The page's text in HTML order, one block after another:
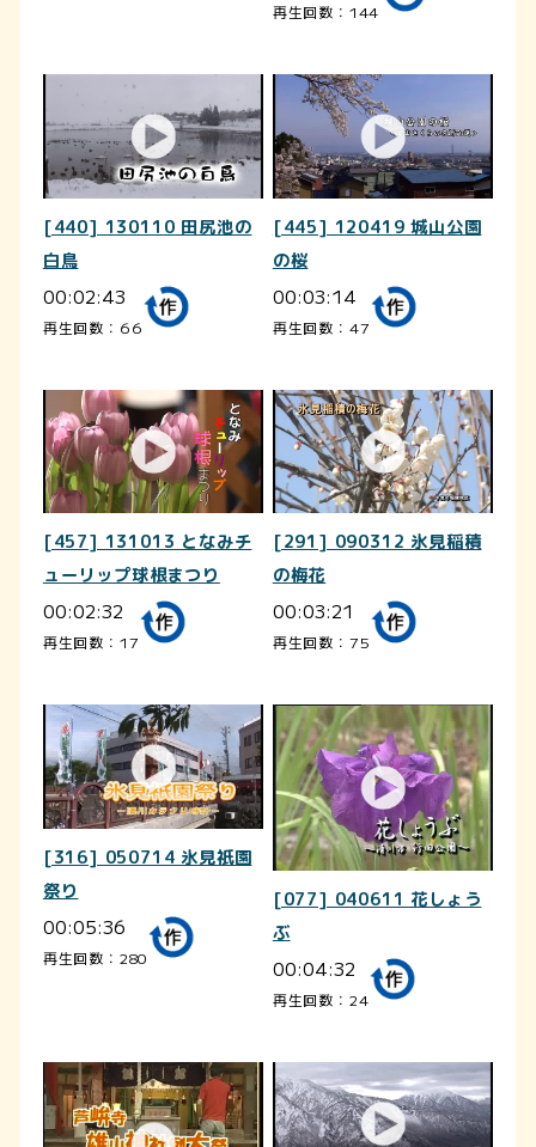
再生回数：144
[440] 130110 田尻池の
白鳥
00:02:43
再生回数：66
[445] 120419 城山公園
の桜
00:03:14
再生回数：47
[457] 131013 となみチ
ューリップ球根まつり
00:02:32
再生回数：17
[291] 090312 氷見稲積
の梅花
00:03:21
再生回数：75
[316] 050714 氷見祇園
祭り
00:05:36
再生回数：280
[077] 040611 花しょう
ぶ
00:04:32
再生回数：24